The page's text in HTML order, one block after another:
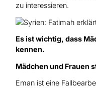
zu interessieren.
Es ist wichtig, dass
kennen.
Mädchen und Frauen
Eman ist eine